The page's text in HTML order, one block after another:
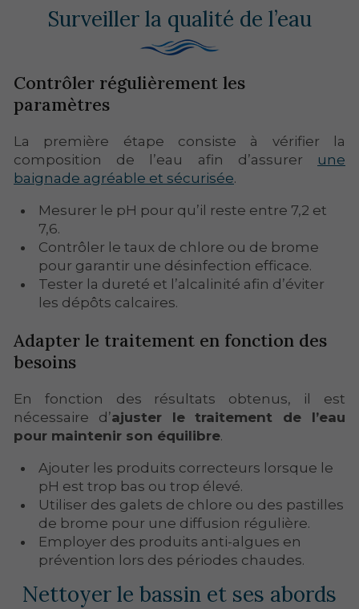
Surveiller la qualité de l’eau
Contrôler régulièrement les
paramètres
La première étape consiste à vérifier la
composition de l’eau afin d’assurer
une
baignade agréable et sécurisée.
Mesurer le pH pour qu’il reste entre 7,2 et
7,6.
Contrôler le taux de chlore ou de brome
pour garantir une désinfection efficace.
Tester la dureté et l’alcalinité afin d’éviter
les dépôts calcaires.
Adapter le traitement en fonction des
besoins
En fonction des résultats obtenus, il est
nécessaire d’ajuster le traitement de l’eau
pour maintenir son équilibre.
Ajouter les produits correcteurs lorsque le
pH est trop bas ou trop élevé.
Utiliser des galets de chlore ou des pastilles
de brome pour une diffusion régulière.
Employer des produits anti-algues en
prévention lors des périodes chaudes.
Nettoyer le bassin et ses abords